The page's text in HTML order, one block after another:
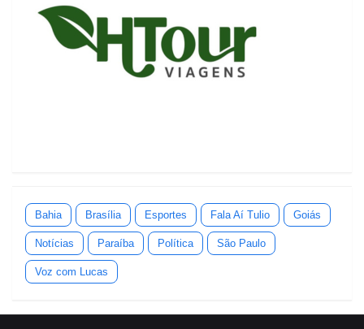
Bahia Brasília Esportes Fala Aí Tulio Goiás
Notícias Paraíba Política São Paulo
Voz com Lucas